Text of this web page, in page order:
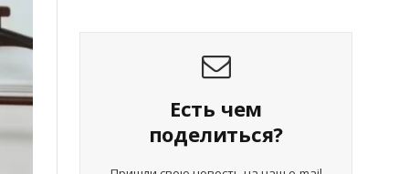
Есть чем
поделиться?